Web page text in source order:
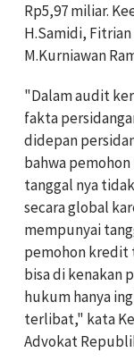
Rp5,97 miliar.
H.Samidi,
M.Kurniawan
"Dalam audit
fakta
didepan
bahwa
tanggal nya
secara global
mempunyai
pemohon kredit
bisa di kenakan
hukum hanya
terlibat," kata
Advokat